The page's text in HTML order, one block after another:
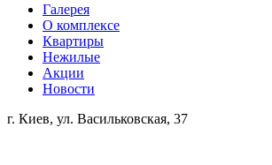
Галерея
О комплексе
Квартиры
Нежилые
Акции
Новости
г. Киев, ул. Васильковская, 37